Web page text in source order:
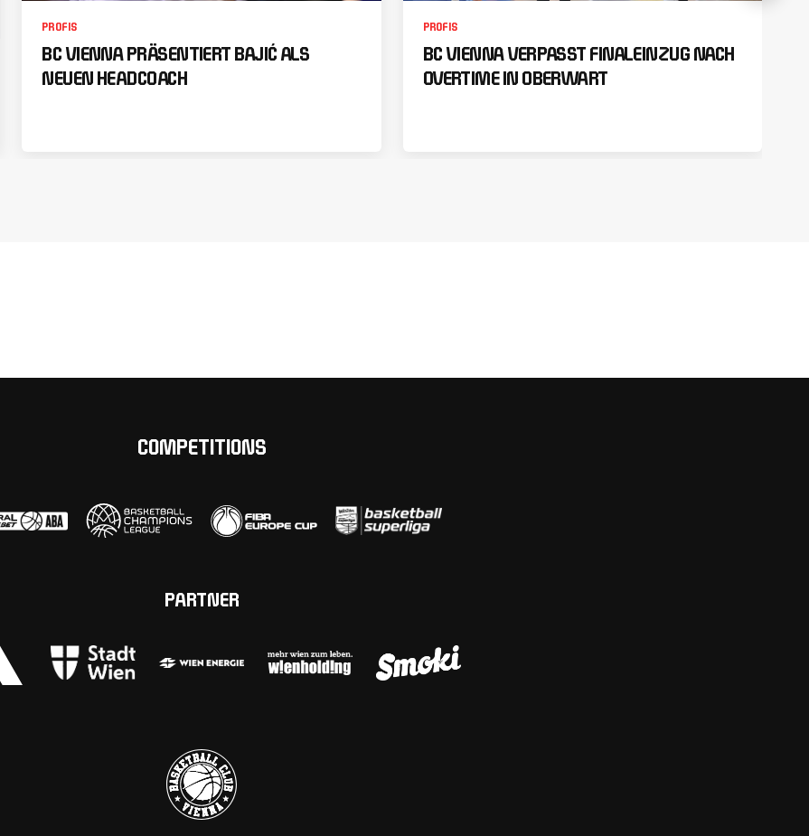
PROFIS
BC VIENNA PRÄSENTIERT BAJIĆ ALS
NEUEN HEADCOACH
PROFIS
BC VIENNA VERPASST FINALEINZUG NACH
OVERTIME IN OBERWART
COMPETITIONS
PARTNER